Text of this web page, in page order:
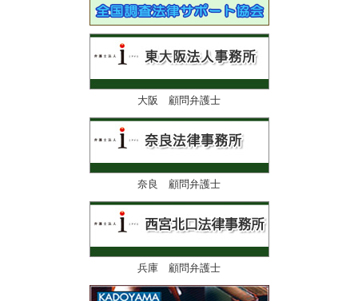
大阪 顧問弁護士
奈良 顧問弁護士
兵庫 顧問弁護士